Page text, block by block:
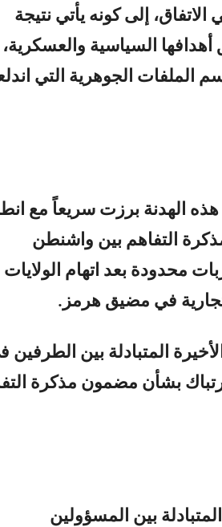
إلى كونه يأتي نتيجة
السياسية والعسكرية،
الملفات الجوهرية التي
الهدنة برزت سريعاً مع
التفاهم بين واشنطن
محدودة بعد اتهام الولايات
تجارية في مضيق هرمز.
المتبادلة بين الطرفين
بشأن مضمون مذكرة
بين المسؤولين